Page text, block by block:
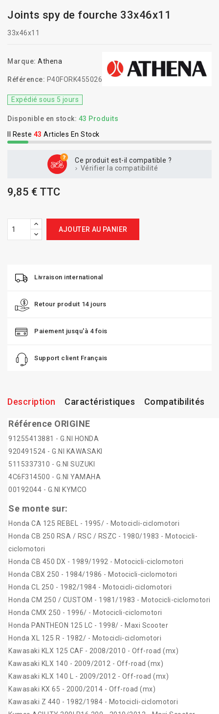
Joints spy de fourche 33x46x11
33x46x11
Marque: Athena
Référence: P40FORK455026
Expédié sous 5 jours
Disponible en stock: 43 Produits
Il Reste 43 Articles En Stock
Ce produit est-il compatible ?
Vérifier la compatibilité
9,85 € TTC
AJOUTER AU PANIER
Livraison international
Retour produit 14 jours
Paiement jusqu'à 4 fois
Support client Français
Description Caractéristiques Compatibilités
Référence ORIGINE
91255413881 - G.NI HONDA
920491524 - G.NI KAWASAKI
5115337310 - G.NI SUZUKI
4C6F314500 - G.NI YAMAHA
00192044 - G.NI KYMCO
Se monte sur:
Honda CA 125 REBEL - 1995/ - Motocicli-ciclomotori
Honda CB 250 RSA / RSC / RSZC - 1980/1983 - Motocicli-
ciclomotori
Honda CB 450 DX - 1989/1992 - Motocicli-ciclomotori
Honda CBX 250 - 1984/1986 - Motocicli-ciclomotori
Honda CL 250 - 1982/1984 - Motocicli-ciclomotori
Honda CM 250 / CUSTOM - 1981/1983 - Motocicli-ciclomotori
Honda CMX 250 - 1996/ - Motocicli-ciclomotori
Honda PANTHEON 125 LC - 1998/ - Maxi Scooter
Honda XL 125 R - 1982/ - Motocicli-ciclomotori
Kawasaki KLX 125 CAF - 2008/2010 - Off-road (mx)
Kawasaki KLX 140 - 2009/2012 - Off-road (mx)
Kawasaki KLX 140 L - 2009/2012 - Off-road (mx)
Kawasaki KX 65 - 2000/2014 - Off-road (mx)
Kawasaki Z 440 - 1982/1984 - Motocicli-ciclomotori